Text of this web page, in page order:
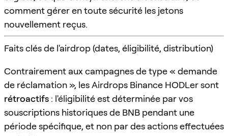
comment gérer en toute sécurité les jetons
nouvellement reçus.
Faits clés de l'airdrop (dates, éligibilité, distribution)
Contrairement aux campagnes de type « demande
de réclamation », les Airdrops Binance HODLer sont
rétroactifs : l'éligibilité est déterminée par vos
souscriptions historiques de BNB pendant une
période spécifique, et non par des actions effectuées